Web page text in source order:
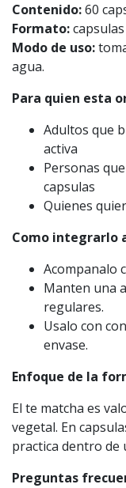
Contenido:60
Formato:
Modo de uso:
agua.
Para quien esta
Adultos que
activa
Personas
capsulas
Quienes
Como integrarlo
Acompanalo
Manten una
regulares.
Usalo con
envase.
Enfoque de la
El te matcha es
vegetal. En
practica dentro de
Preguntas